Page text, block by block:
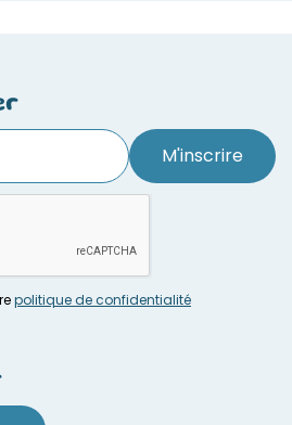
M'inscrire
politique de confidentialité